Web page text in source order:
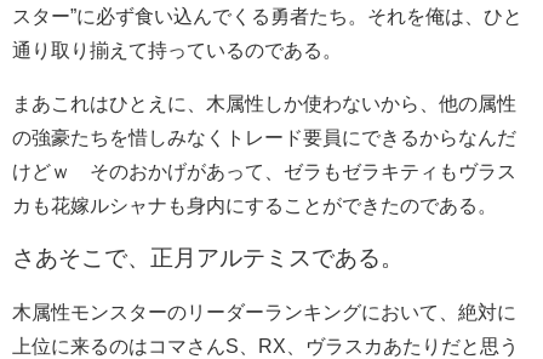
スター”に必ず食い込んでくる勇者たち。それを俺は、ひと
通り取り揃えて持っているのである。
まあこれはひとえに、木属性しか使わないから、他の属性
の強豪たちを惜しみなくトレード要員にできるからなんだ
けどｗ そのおかげがあって、ゼラもゼラキティもヴラス
カも花嫁ルシャナも身内にすることができたのである。
さあそこで、正月アルテミスである。
木属性モンスターのリーダーランキングにおいて、絶対に
上位に来るのはコマさんS、RX、ヴラスカあたりだと思う